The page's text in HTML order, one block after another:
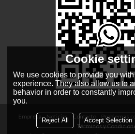
Empresa Noticias Contacto Problemas
Términos y
Cookie
We use cookies to provide you
experience. They also allow us to
behavior in order to constantly
you.
Reject All Accept Selection